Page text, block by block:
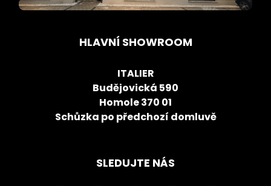
HLAVNÍ SHOWROOM
ITALIER
Budějovická 590
Homole 370 01
Schůzka po předchozí domluvě
SLEDUJTE NÁS